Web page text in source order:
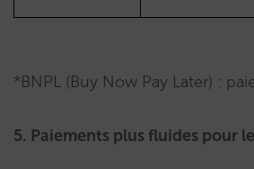
*BNPL (Buy Now Pay Later) :
5. Paiements plus fluides pour